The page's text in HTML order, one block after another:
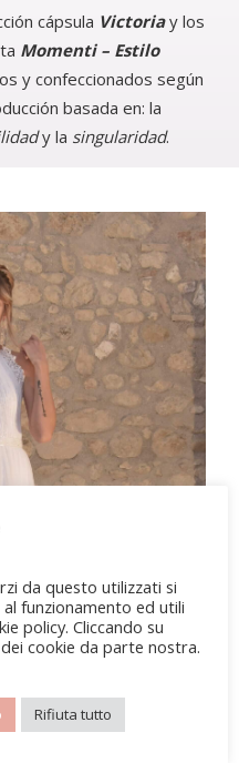
cápsula Victoria y los
Momenti – Estilo
y confeccionados según
basada en: la
y la singularidad.
da questo utilizzati si
funzionamento ed utili
policy. Cliccando su
cookie da parte nostra.
Rifiuta tutto